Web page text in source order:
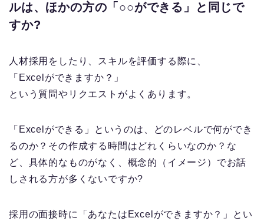
ルは、ほかの方の「○○ができる」と同じで
すか?
人材採用をしたり、スキルを評価する際に、
「Excelができますか？」
という質問やリクエストがよくあります。
「Excelができる」というのは、どのレベルで何ができ
るのか？その作成する時間はどれくらいなのか？な
ど、具体的なものがなく、概念的（イメージ）でお話
しされる方が多くないですか?
採用の面接時に「あなたはExcelができますか？」とい